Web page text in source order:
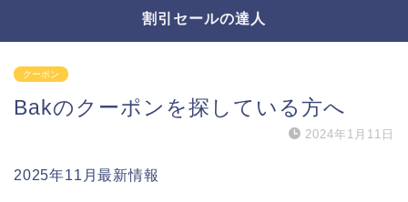
割引セールの達人
クーポン
Bakのクーポンを探している方へ
2024年1月11日
2025年11月最新情報